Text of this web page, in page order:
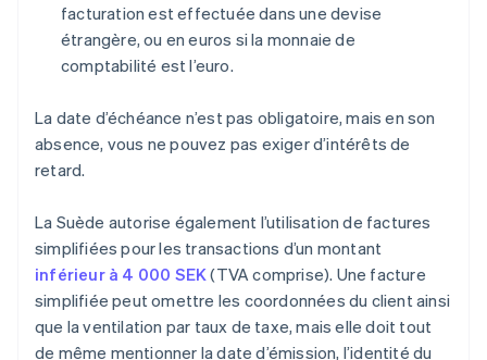
facturation est effectuée dans une devise
étrangère, ou en euros si la monnaie de
comptabilité est l’euro.
La date d’échéance n’est pas obligatoire, mais en son
absence, vous ne pouvez pas exiger d’intérêts de
retard.
La Suède autorise également l’utilisation de factures
simplifiées pour les transactions d’un montant
inférieur à 4 000 SEK(TVA comprise). Une facture
simplifiée peut omettre les coordonnées du client ainsi
que la ventilation par taux de taxe, mais elle doit tout
de même mentionner la date d’émission, l’identité du